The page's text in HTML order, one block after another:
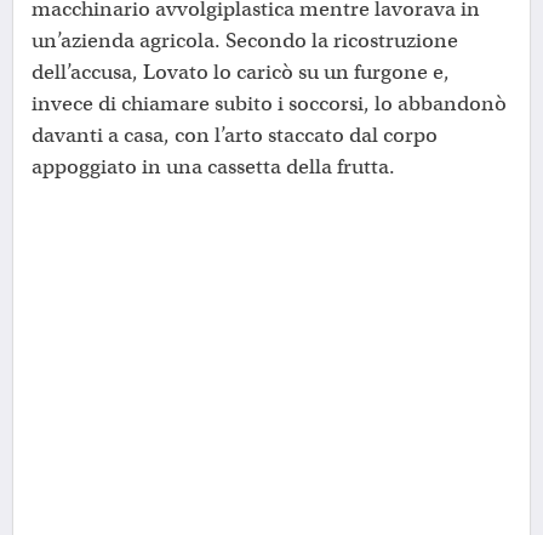
macchinario avvolgiplastica mentre lavorava in
un’azienda agricola. Secondo la ricostruzione
dell’accusa, Lovato lo caricò su un furgone e,
invece di chiamare subito i soccorsi, lo abbandonò
davanti a casa, con l’arto staccato dal corpo
appoggiato in una cassetta della frutta.